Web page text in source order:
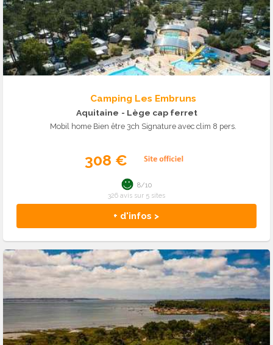
Camping Les Embruns
Aquitaine - Lège cap ferret
Mobil home Bien être 3ch Signature avec clim 8 pers.
308 €
+ d'infos >
8/10
326 avis sur 5 sites